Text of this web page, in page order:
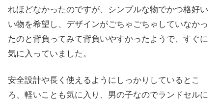
れほどなかったのですが、シンプルな物でかつ格好い
い物を希望し、デザインがごちゃごちゃしていなかっ
たのと背負ってみて背負いやすかったようで、すぐに
気に入っていました。
安全設計や長く使えるようにしっかりしているとこ
ろ、軽いことも気に入り、男の子なのでランドセルに